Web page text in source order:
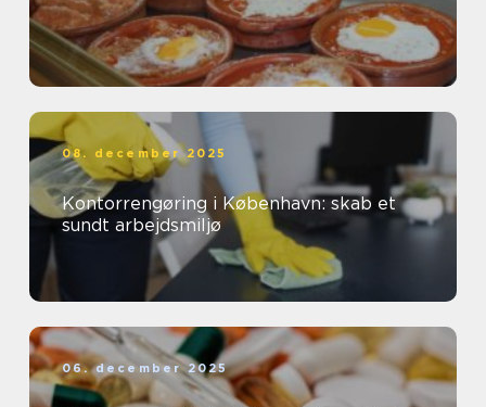
08. december 2025
Kontorrengøring i København: skab et
sundt arbejdsmiljø
06. december 2025